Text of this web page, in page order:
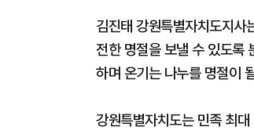
김진태 강원특별자치도지사
전한 명절을 보낼 수 있도록
하며 온기는 나누를 명절이
강원특별자치도는 민족 최